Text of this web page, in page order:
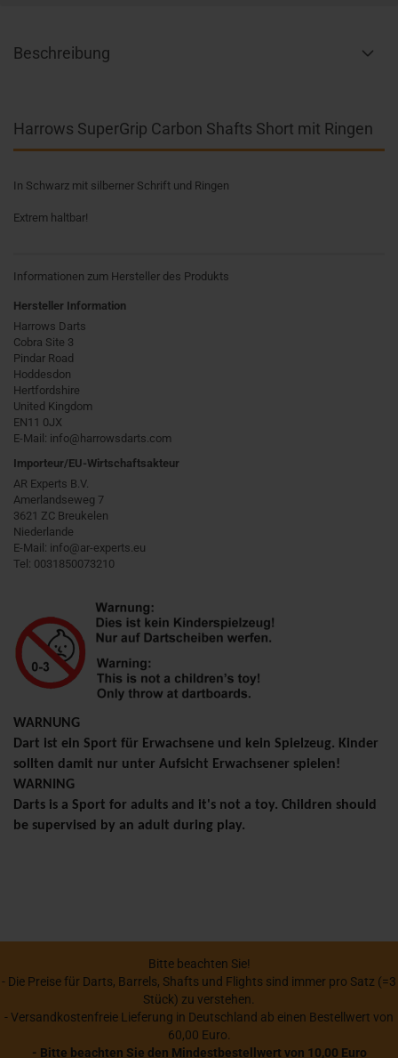
Beschreibung
Harrows SuperGrip Carbon Shafts Short mit Ringen
In Schwarz mit silberner Schrift und Ringen
Extrem haltbar!
Informationen zum Hersteller des Produkts
Hersteller Information
Harrows Darts
Cobra Site 3
Pindar Road
Hoddesdon
Hertfordshire
United Kingdom
EN11 0JX
E-Mail: info@harrowsdarts.com
Importeur/EU-Wirtschaftsakteur
AR Experts B.V.
Amerlandseweg 7
3621 ZC Breukelen
Niederlande
E-Mail: info@ar-experts.eu
Tel: 0031850073210
WARNUNG
Dart ist ein Sport für Erwachsene und kein Spielzeug. Kinder
sollten damit nur unter Aufsicht Erwachsener spielen!
WARNING
Darts is a Sport for adults and it's not a toy. Children should
be supervised by an adult during play.
Bitte beachten Sie!
- Die Preise für Darts, Barrels, Shafts und Flights sind immer pro Satz (=3
Stück) zu verstehen.
- Versandkostenfreie Lieferung in Deutschland ab einen Bestellwert von
60,00 Euro.
- Bitte beachten Sie den Mindestbestellwert von 10,00 Euro